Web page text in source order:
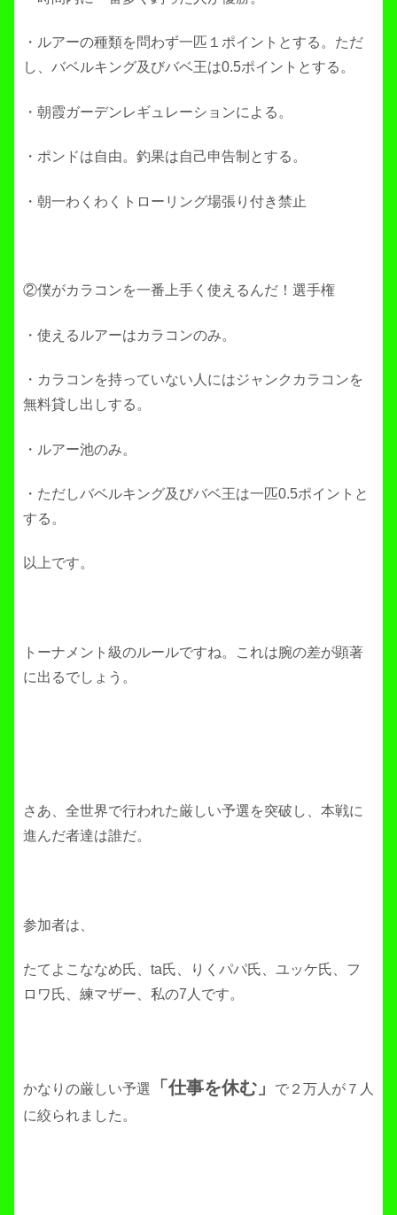
・ルアーの種類を問わず一匹１ポイントとする。ただ
し、バベルキング及びバベ王は0.5ポイントとする。
・朝霞ガーデンレギュレーションによる。
・ポンドは自由。釣果は自己申告制とする。
・朝一わくわくトローリング場張り付き禁止
②僕がカラコンを一番上手く使えるんだ！選手権
・使えるルアーはカラコンのみ。
・カラコンを持っていない人にはジャンクカラコンを
無料貸し出しする。
・ルアー池のみ。
・ただしバベルキング及びバベ王は一匹0.5ポイントと
する。
以上です。
トーナメント級のルールですね。これは腕の差が顕著
に出るでしょう。
さあ、全世界で行われた厳しい予選を突破し、本戦に
進んだ者達は誰だ。
参加者は、
たてよこななめ氏、ta氏、りくパパ氏、ユッケ氏、フ
ロワ氏、練マザー、私の7人です。
かなりの厳しい予選 「仕事を休む」
で２万人が７人
に絞られました。